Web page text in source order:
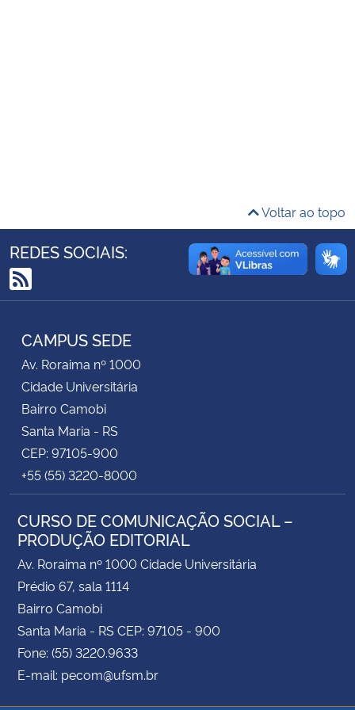
Ministério do Desenvolvimento Regional
Ministério da Mulher, da Família e dos Direitos Humanos
Secretaria-Geral
Secretaria de Governo
Gabinete de Segurança Institucional
Advocacia-Geral da União
Banco Central do Brasil
Planalto
Voltar ao topo
REDES SOCIAIS:
RSS
CAMPUS SEDE
Av. Roraima nº 1000
Cidade Universitária
Bairro Camobi
Santa Maria - RS
CEP: 97105-900
+55 (55) 3220-8000
CURSO DE COMUNICAÇÃO SOCIAL –
PRODUÇÃO EDITORIAL
Av. Roraima nº 1000 Cidade Universitária
Prédio 67, sala 1114
Bairro Camobi
Santa Maria - RS CEP: 97105 - 900
Fone: (55) 3220.9633
E-mail: pecom@ufsm.br